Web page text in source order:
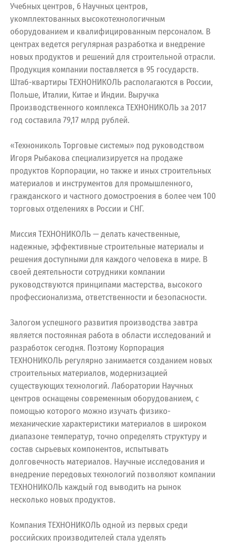
Учебных центров, 6 Научных центров,
укомплектованных высокотехнологичным
оборудованием и квалифицированным персоналом. В
центрах ведется регулярная разработка и внедрение
новых продуктов и решений для строительной отрасли.
Продукция компании поставляется в 95 государств.
Штаб-квартиры ТЕХНОНИКОЛЬ располагаются в России,
Польше, Италии, Китае и Индии. Выручка
Производственного комплекса ТЕХНОНИКОЛЬ за 2017
год составила 79,17 млрд рублей.
«Технониколь Торговые системы» под руководством
Игоря Рыбакова специализируется на продаже
продуктов Корпорации, но также и иных строительных
материалов и инструментов для промышленного,
гражданского и частного домостроения в более чем 100
торговых отделениях в России и СНГ.
Миссия ТЕХНОНИКОЛЬ — делать качественные,
надежные, эффективные строительные материалы и
решения доступными для каждого человека в мире. В
своей деятельности сотрудники компании
руководствуются принципами мастерства, высокого
профессионализма, ответственности и безопасности.
Залогом успешного развития производства завтра
является постоянная работа в области исследований и
разработок сегодня. Поэтому Корпорация
ТЕХНОНИКОЛЬ регулярно занимается созданием новых
строительных материалов, модернизацией
существующих технологий. Лаборатории Научных
центров оснащены современным оборудованием, с
помощью которого можно изучать физико-
механические характеристики материалов в широком
диапазоне температур, точно определять структуру и
состав сырьевых компонентов, испытывать
долговечность материалов. Научные исследования и
внедрение передовых технологий позволяют компании
ТЕХНОНИКОЛЬ каждый год выводить на рынок
несколько новых продуктов.
Компания ТЕХНОНИКОЛЬ одной из первых среди
российских производителей стала уделять